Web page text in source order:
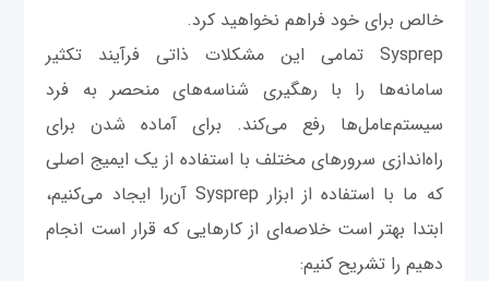
خالص برای خود فراهم نخواهید کرد.
Sysprep تمامی این مشکلات ذاتی فرآیند تکثیر
سامانه‌ها را با رهگیری شناسه‌های منحصر به فرد
سیستم‌عامل‌ها رفع می‌کند. برای آماده شدن برای
راه‌اندازی سرورهای مختلف با استفاده از یک ایمیج اصلی
که ما با استفاده از ابزار Sysprep آن‌را ایجاد می‌کنیم،
ابتدا بهتر است خلاصه‌ای از کارهایی که قرار است انجام
دهیم را تشریح کنیم: